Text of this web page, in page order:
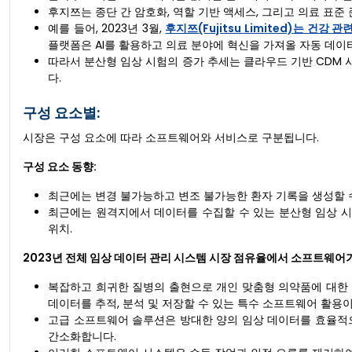
후지쯔는 종단 간 암호화, 역할 기반 액세스, 그리고 의료 표
예를 들어, 2023년 3월, 후지쯔(Fujitsu Limited)는 건강 관련
플랫폼은 AI를 활용하고 의료 분야에 혁신을 가져올 자동 데
따라서 분산형 임상 시험의 증가 추세는 클라우드 기반 CDM
다.
구성 요소별:
시장은 구성 요소에 따라 소프트웨어와 서비스로 구분됩니다.
구성 요소 동향:
최근에는 변경 불가능하고 변조 불가능한 환자 기록을 생성
최근에는 원격지에서 데이터를 수집할 수 있는 분산형 임상
위치.
2023년 전체 임상 데이터 관리 시스템 시장 점유율에서 소프트웨어
복잡하고 희귀한 질병의 출현으로 개인 맞춤형 의약품에 대
데이터를 추적, 분석 및 저장할 수 있는 특수 소프트웨어 활용
고급 소프트웨어 솔루션은 방대한 양의 임상 데이터를 효율
간소화합니다.